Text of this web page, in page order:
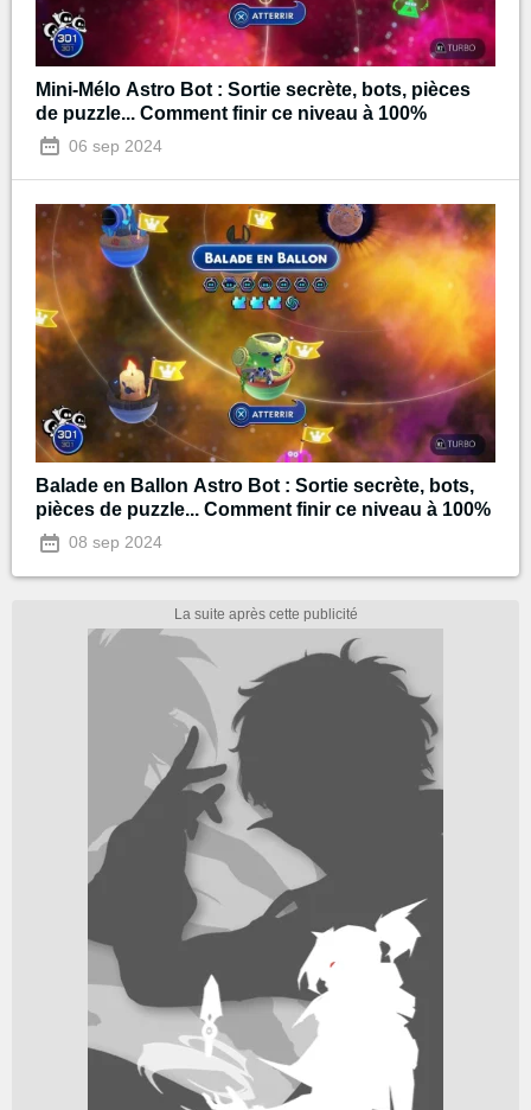
Mini-Mélo Astro Bot : Sortie secrète, bots, pièces
de puzzle... Comment finir ce niveau à 100%
06 sep 2024
Balade en Ballon Astro Bot : Sortie secrète, bots,
pièces de puzzle... Comment finir ce niveau à 100%
08 sep 2024